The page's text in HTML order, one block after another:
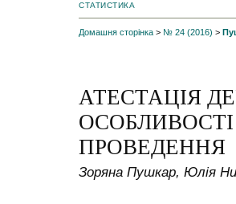
СТАТИСТИКА
Домашня сторінка > № 24 (2016) >
АТЕСТАЦІЯ
ПРОВЕДЕННЯ
Зоряна Пушкар, Юлія